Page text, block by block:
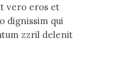
vero eros et
dignissim qui
zzril delenit